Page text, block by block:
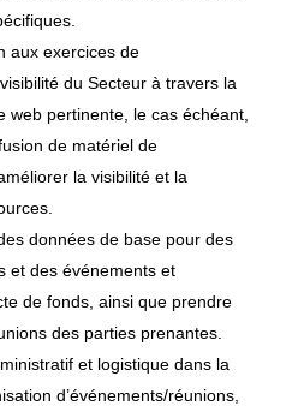
aux exercices de
du Secteur à travers la
web pertinente, le cas échéant,
de matériel de
la visibilité et la
données de base pour des
et des événements et
de fonds, ainsi que prendre
des parties prenantes.
et logistique dans la
d’événements/réunions,